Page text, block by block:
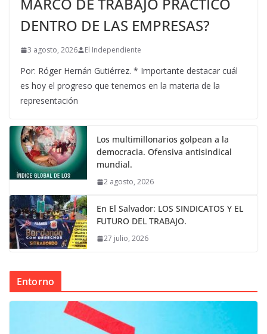
MARCO DE TRABAJO PRÁCTICO
DENTRO DE LAS EMPRESAS?
3 agosto, 2026 El Independiente
Por: Róger Hernán Gutiérrez. * Importante destacar cuál
es hoy el progreso que tenemos en la materia de la
representación
Los multimillonarios golpean a la
democracia. Ofensiva antisindical
mundial.
2 agosto, 2026
En El Salvador: LOS SINDICATOS Y EL
FUTURO DEL TRABAJO.
27 julio, 2026
Entorno